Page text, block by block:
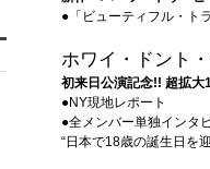
●「ビューティフル・ト
ホワイ・ドント
初来日公演記念!! 超拡大
●NY現地レポート
●全メンバー単独インタ
“日本で18歳の誕生日を